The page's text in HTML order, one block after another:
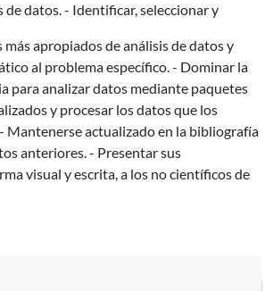
de datos. - Identificar, seleccionar y
apropiados de análisis de datos y
al problema específico. - Dominar la
para analizar datos mediante paquetes
y procesar los datos que los
Mantenerse actualizado en la bibliografía
anteriores. - Presentar sus
visual y escrita, a los no científicos de